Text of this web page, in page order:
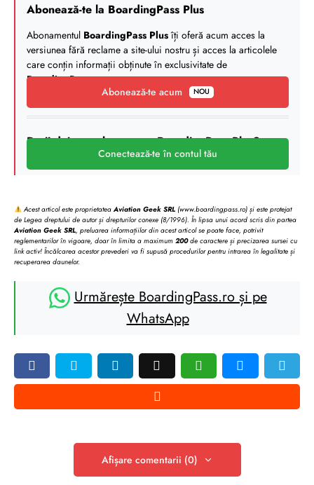
Abonează-te la BoardingPass Plus
Abonamentul BoardingPass Plusîți oferă acum acces la
versiunea fără reclame a site-ului nostru și acces la articolele
care conțin informații obținute în exclusivitate de
BoardingPass.
Abonează-te acum
NOU
Deții deja un abonament BoardingPass Plus?
Conectează-te în contul tău
Acest articol este proprietateaAviation Geek SRL (www.boardingpass.ro) și este protejat
de Legea dreptului de autor și drepturilor conexe (8/1996). În lipsa unui acord scris din partea
Aviation Geek SRL, preluarea informațiilor din acest articol se poate face, potrivit
reglementarilor în vigoare, doar în limita a maximum 200de caractere și precizarea sursei cu
link activ! Încălcarea acestor prevederi va fi supusă procedurilor pentru intrarea în legalitate și
recuperarea daunelor.
Urmărește BoardingPass.ro și pe
WhatsApp
Afișare comentarii (0)